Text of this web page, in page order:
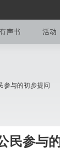
声书 活动
参与的初步提问
民参与